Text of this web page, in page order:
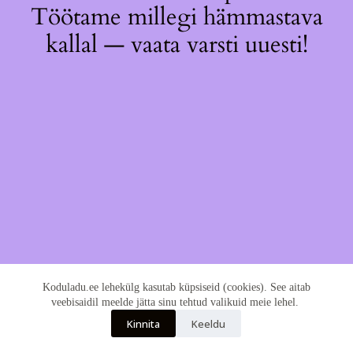
Koduladu.ee lehekülg kasutab küpsiseid (cookies). See aitab
veebisaidil meelde jätta sinu tehtud valikuid meie lehel.
Kinnita Keeldu
Töötame millegi hämmastava
kallal — vaata varsti uuesti!